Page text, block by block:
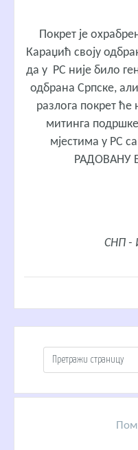
Покрет је
Караџић своју
да у РС није било
одбрана Српске,
разлога покрет
митинга
мјестима у РС
РАДОВАНУ
СНП -